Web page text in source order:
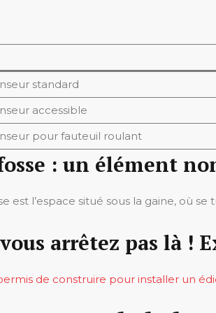
standard
accessible
pour fauteuil roulant
: un élément
est l’espace situé sous la gaine, où
arrêtez pas là !
de construire pour installer un